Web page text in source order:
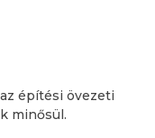
építési övezeti
minősül.